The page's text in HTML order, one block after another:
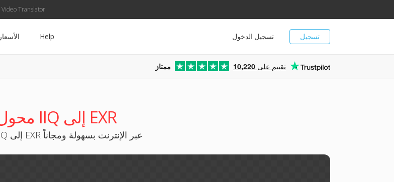
Video Translator
تسجيل تسجيل الدخول الأسعار Help
ممتاز 10,220 تقييم على
محول IIQ إلى EXR
تحويل IIQ إلى EXR عبر الإنترنت بسهولة ومجاناً